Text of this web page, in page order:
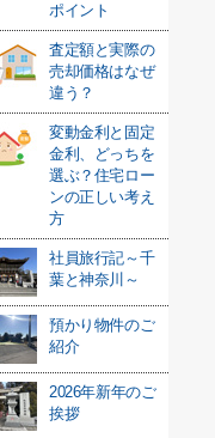
ポイント
査定額と実際の
売却価格はなぜ
違う？
変動金利と固定
金利、どっちを
選ぶ？住宅ロー
ンの正しい考え
方
社員旅行記～千
葉と神奈川～
預かり物件のご
紹介
2026年新年のご
挨拶